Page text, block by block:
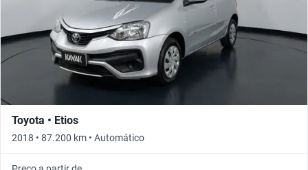
Toyota • Etios
2018 • 87.200 km • Automático